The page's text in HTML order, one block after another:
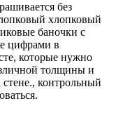
без
хлопковый
баночки с
цифрами в
которые нужно
толщины и
, контрольный